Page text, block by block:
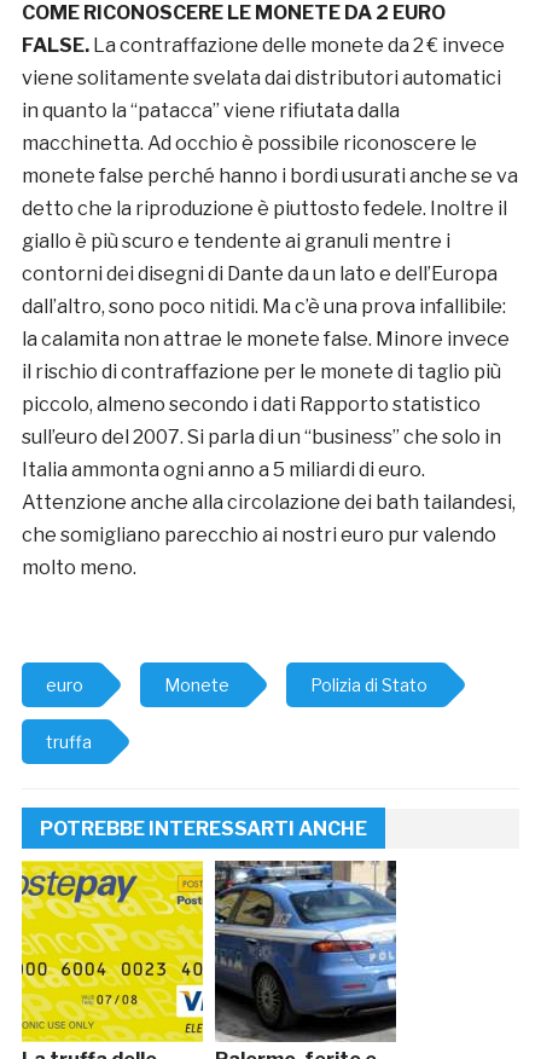
COME RICONOSCERE LE MONETE DA 2 EURO
FALSE. La contraffazione delle monete da 2 € invece
viene solitamente svelata dai distributori automatici
in quanto la “patacca” viene rifiutata dalla
macchinetta. Ad occhio è possibile riconoscere le
monete false perché hanno i bordi usurati anche se va
detto che la riproduzione è piuttosto fedele. Inoltre il
giallo è più scuro e tendente ai granuli mentre i
contorni dei disegni di Dante da un lato e dell’Europa
dall’altro, sono poco nitidi. Ma c’è una prova infallibile:
la calamita non attrae le monete false. Minore invece
il rischio di contraffazione per le monete di taglio più
piccolo, almeno secondo i dati Rapporto statistico
sull’euro del 2007. Si parla di un “business” che solo in
Italia ammonta ogni anno a 5 miliardi di euro.
Attenzione anche alla circolazione dei bath tailandesi,
che somigliano parecchio ai nostri euro pur valendo
molto meno.
euro Monete Polizia di Stato
truffa
POTREBBE INTERESSARTI ANCHE